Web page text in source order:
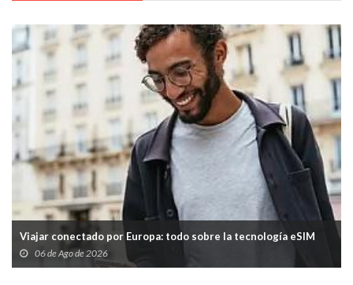
Viajar conectado por Europa: todo sobre la tecnología eSIM
06 de Ago de 2026